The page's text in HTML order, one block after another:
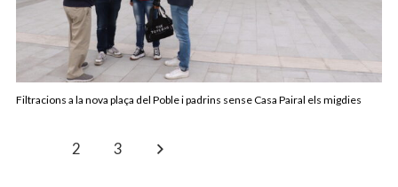
Filtracions a la nova plaça del Poble i padrins sense Casa Pairal els migdies
2 3